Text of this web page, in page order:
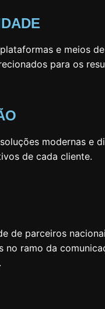
e meios
para os
modernas e
de cada cliente.
de parceiros
no ramo da